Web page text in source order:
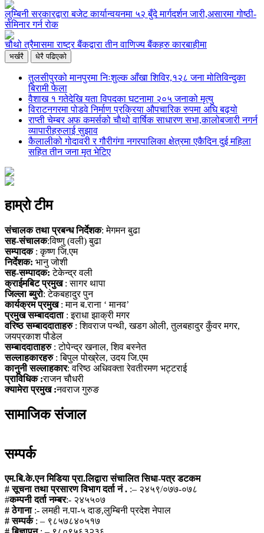
लुम्बिनी सरकारद्वारा बजेट कार्यान्वयनमा ५२ बुँदे मार्गदर्शन जारी,असारमा गोष्ठी-
सेमिनार गर्न रोक
चौथो त्रैमासमा राष्ट्र बैंकद्वारा तीन वाणिज्य बैंकहरु कारबाहीमा
भर्खरै धेरै पढिएको
तुलसीपुरको मानपुरमा निःशुल्क आँखा शिविर,१२८ जना मोतिविन्दुका
बिरामी फेला
वैशाख १ गतेदेखि यता विपदका घटनामा २०५ जनाको मृत्यु
विराटनगरमा पोडवे निर्माण प्रक्रिया औपचारिक रुपमा अघि बढ्यो
राप्ती चेम्बर अफ कमर्सको चाैथो वार्षिक साधारण सभा,कालोबजारी नगर्न
व्यापारीहरुलाई सुझाव
कैलालीको गोदावरी र गौरीगंगा नगरपालिका क्षेत्रमा एकैदिन दुई महिला
सहित तीन जना मृत भेटिए
हाम्रो टीम
संचालक तथा प्रबन्ध निर्देशक: मेगमन बुढा
सह-संचालक:विष्णु (वली) बुढा
सम्पादक: कृष्ण जि.एम
निर्देशक: भानु जोशी
सह-सम्पादक: टेकेन्द्र वली
क्राईमबिट प्रमुख: सागर थापा
जिल्ला ब्युरो: टेकबहादुर पुन
कार्यक्रम प्रमुख: मान ब.राना ‘ मानव’
प्रमुख सम्बाददाता : इराधा झाक्री मगर
वरिष्ठ सम्बाददाताहरु: शिवराज पन्थी, खडग ओली, तुलबहादुर कुँवर मगर,
जयप्रकाश पौडेल
सम्बाददाताहरु: टोपेन्द्र खनाल, शिव बस्नेत
सल्लाहकारहरु: बिपुल पोख्रेल, उदय जि.एम
कानुनी सल्लाहकार: वरिष्ठ अधिवक्ता रेवतीरमण भट्टराई
प्राविधिक :राजन चौधरी
क्यामेरा प्रमुख :नवराज गुरुङ
सामाजिक संजाल
सम्पर्क
एम.बि.के.एन मिडिया प्रा.लिद्वारा संचालित सिधा-पत्र डटकम
# सूचना तथा प्रसारण विभाग दर्ता नं . :– २४५९/०७७-०७८
#कम्पनी दर्ता नम्बर:- २४५५०७
# ठेगाना:- लमही न.पा-५ दाङ,लुम्बिनी प्रदेश नेपाल
# सम्पर्क: – ९८५७८४०५१७